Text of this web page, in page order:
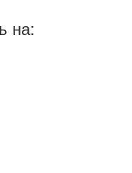
на: